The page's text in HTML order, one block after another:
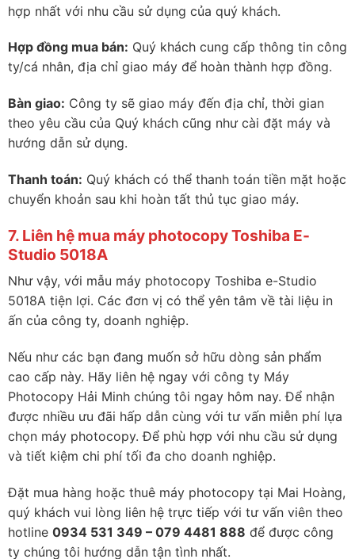
hợp nhất với nhu cầu sử dụng của quý khách.
Hợp đồng mua bán: Quý khách cung cấp thông tin công
ty/cá nhân, địa chỉ giao máy để hoàn thành hợp đồng.
Bàn giao: Công ty sẽ giao máy đến địa chỉ, thời gian
theo yêu cầu của Quý khách cũng như cài đặt máy và
hướng dẫn sử dụng.
Thanh toán: Quý khách có thể thanh toán tiền mặt hoặc
chuyển khoản sau khi hoàn tất thủ tục giao máy.
7. Liên hệ mua máy photocopy Toshiba E-
Studio 5018A
Như vậy, với mẫu máy photocopy Toshiba e-Studio
5018A tiện lợi. Các đơn vị có thể yên tâm về tài liệu in
ấn của công ty, doanh nghiệp.
Nếu như các bạn đang muốn sở hữu dòng sản phẩm
cao cấp này. Hãy liên hệ ngay với công ty Máy
Photocopy Hải Minh chúng tôi ngay hôm nay. Để nhận
được nhiều ưu đãi hấp dẫn cùng với tư vấn miễn phí lựa
chọn máy photocopy. Để phù hợp với nhu cầu sử dụng
và tiết kiệm chi phí tối đa cho doanh nghiệp.
Đặt mua hàng hoặc thuê máy photocopy tại Mai Hoàng,
quý khách vui lòng liên hệ trực tiếp với tư vấn viên theo
hotline 0934 531 349 – 079 4481 888 để được công
ty chúng tôi hướng dẫn tận tình nhất.